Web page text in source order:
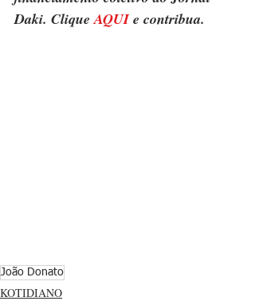
Daki. Clique AQUI e contribua.
João Donato
KOTIDIANO